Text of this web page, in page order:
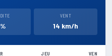
VENT
14 km/h
JEU VEN